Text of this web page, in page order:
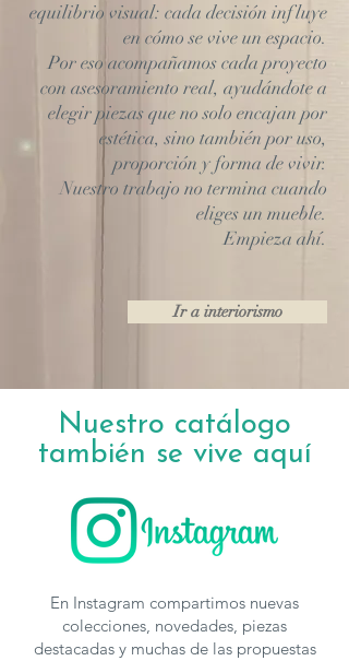
equilibrio visual: cada decisión influye
en cómo se vive un espacio.
Por eso acompañamos cada proyecto
con asesoramiento real, ayudándote a
elegir piezas que no solo encajan por
estética, sino también por uso,
proporción y forma de vivir.
Nuestro trabajo no termina cuando
eliges un mueble.
Empieza ahí.
Ir a interiorismo
Nuestro catálogo
también se vive aquí
En Instagram compartimos nuevas
colecciones, novedades, piezas
destacadas y muchas de las propuestas